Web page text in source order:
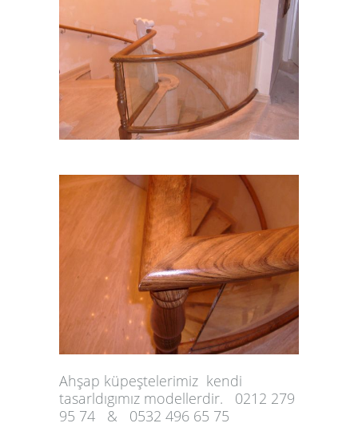
Ahşap küpeştelerimiz kendi
tasarldıgımız modellerdir. 0212 279
95 74 & 0532 496 65 75